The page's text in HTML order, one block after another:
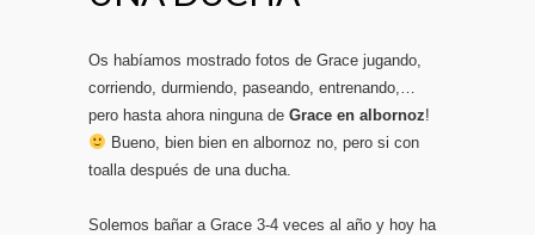
Os habíamos mostrado fotos de Grace jugando,
corriendo, durmiendo, paseando, entrenando,…
pero hasta ahora ninguna de Grace en albornoz!
Bueno, bien bien en albornoz no, pero si con
toalla después de una ducha.
Solemos bañar a Grace 3-4 veces al año y hoy ha